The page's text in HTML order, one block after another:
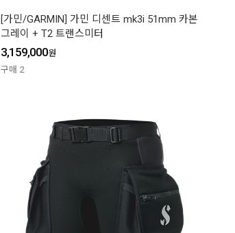
[가민/GARMIN] 가민 디센트 mk3i 51mm 카본
그레이 + T2 트랜스미터
3,159,000원
구매 2